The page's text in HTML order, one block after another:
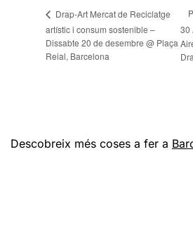
Drap-Art Mercat de Reciclatge
artístic i consum sostenible –
Dissabte 20 de desembre @ Plaça
Reial, Barcelona
30
Descobreix més coses a fer a